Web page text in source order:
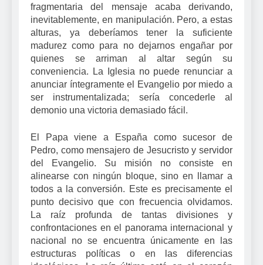
fragmentaria del mensaje acaba derivando,
inevitablemente, en manipulación. Pero, a estas
alturas, ya deberíamos tener la suficiente
madurez como para no dejarnos engañar por
quienes se arriman al altar según su
conveniencia. La Iglesia no puede renunciar a
anunciar íntegramente el Evangelio por miedo a
ser instrumentalizada; sería concederle al
demonio una victoria demasiado fácil.
El Papa viene a España como sucesor de
Pedro, como mensajero de Jesucristo y servidor
del Evangelio. Su misión no consiste en
alinearse con ningún bloque, sino en llamar a
todos a la conversión. Este es precisamente el
punto decisivo que con frecuencia olvidamos.
La raíz profunda de tantas divisiones y
confrontaciones en el panorama internacional y
nacional no se encuentra únicamente en las
estructuras políticas o en las diferencias